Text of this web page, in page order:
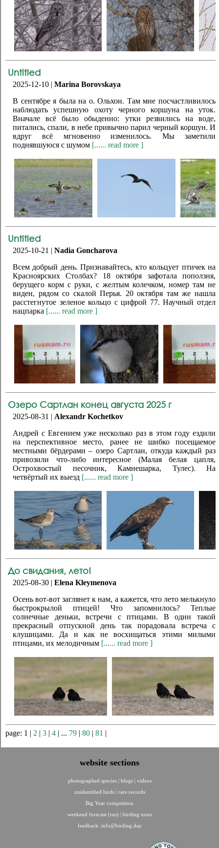
Untitled
2025-12-10 | Marina Borovskaya
В сентябре я была на о. Ольхон. Там мне посчастливилось
наблюдать успешную охоту черного коршуна на уток.
Вначале всё было обыденно: утки резвились на воде,
питались, спали, в небе привычно парил черный коршун. И
вдруг всё мгновенно изменилось. Мы заметили
поднявшуюся с шумом [...... read more ]
Untitled
2025-10-21 | Nadia Goncharova
Всем добрый день. Признавайтесь, кто кольцует птичек на
Красноярских Столбах? 18 октября зафотала поползня,
берущего корм с руки, с желтым колечком, номер там не
виден, рядом со скалой Перья. 20 октября там же нашла
расстегнутое зеленое кольцо с цифрой 77. Научный отдел
нацпарка [...... read more ]
Озеро Сартлан конец августа 2025 г
2025-08-31 | Alexandr Kochetkov
Андрей с Евгением уже несколько раз в этом году ездили
на перспективное место, ранее не шибко посещаемое
местными бёрдерами – озеро Сартлан, откуда каждый раз
привозили что-либо интересное (Малая белая цапля,
Острохвостый песочник, Камнешарка, Тулес). На
четвёртый их выезд [...... read more ]
До свидания, лето!
2025-08-30 | Elena Kleymenova
Осень вот-вот заглянет к нам, а кажется, что лето мелькнуло
быстрокрылой птицей! Что запомнилось? Теплые
солнечные деньки, встречи с птицами. В один такой
прекрасный отпускной день так порадовала встреча с
клушицами. Да и как не восхищаться этими милыми
птицами, их мелодичным [...... read more ]
page: 1 | 2 | 3 | 4 | ... 79 | 80 | 81 |
website sections
photographed species | blogs | videos
unidentified birds | rare records
Big Year competition
weekend forecast (rus) | birding tours
feedback: info@birding.day